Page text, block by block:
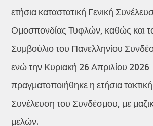
ετήσια καταστατική Γενική
Ομοσπονδίας Τυφλών, καθώς και
Συμβούλιο του Πανελληνίου
ενώ την Κυριακή 26 Απριλίου 2026
πραγματοποιήθηκε η ετήσια
Συνέλευση του Συνδέσμου, με
μελών.